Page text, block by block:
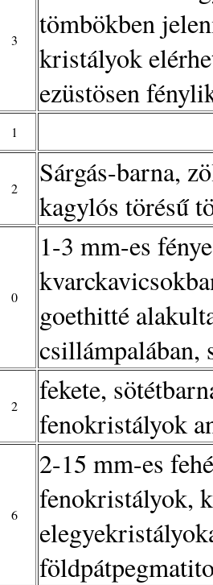
3
tömbökben
kristályok
ezüstösen
1
2
Sárgás-barna,
kagylós törésű
0
1-3 mm-es
goethitté
csillámpalában,
2
fekete,
fenokristályok
6
2-15 mm-es
fenokristályok,